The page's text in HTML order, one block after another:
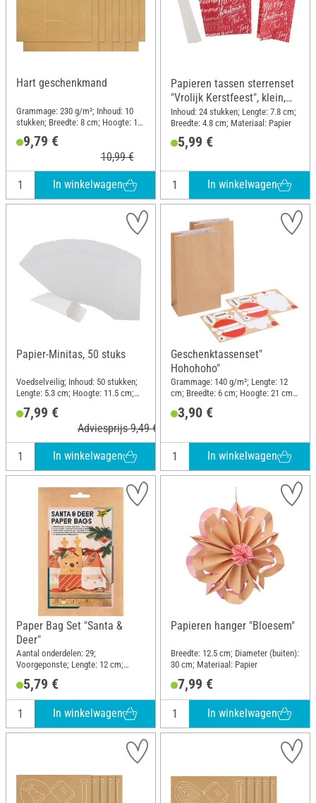
Hart geschenkmand
Grammage: 230 g/m²; Inhoud: 10
stukken; Breedte: 8 cm; Hoogte: 18
9,79 €
10,99 €
In winkelwagen
Papieren tassen sterrenset
"Vrolijk Kerstfeest", klein,
Rood
Inhoud: 24 stukken; Lengte: 7.8 cm;
Breedte: 4.8 cm; Materiaal: Papier
5,99 €
In winkelwagen
Papier-Minitas, 50 stuks
Voedselveilig; Inhoud: 50 stukken;
Lengte: 5.3 cm; Hoogte: 11.5 cm;
7,99 €
Adviesprijs 9,49 €
In winkelwagen
Geschenktassenset"
Hohohoho"
Grammage: 140 g/m²; Lengte: 12
cm; Breedte: 6 cm; Hoogte: 21 cm;
3,90 €
In winkelwagen
Paper Bag Set "Santa &
Deer"
Aantal onderdelen: 29;
Voorgeponste; Lengte: 12 cm;
Materiaal: Papier, Polyester (PES)
5,79 €
In winkelwagen
Papieren hanger "Bloesem"
Breedte: 12.5 cm; Diameter (buiten):
30 cm; Materiaal: Papier
7,99 €
In winkelwagen